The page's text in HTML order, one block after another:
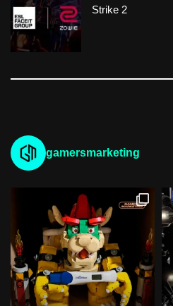
Strike 2
gamersmarketing